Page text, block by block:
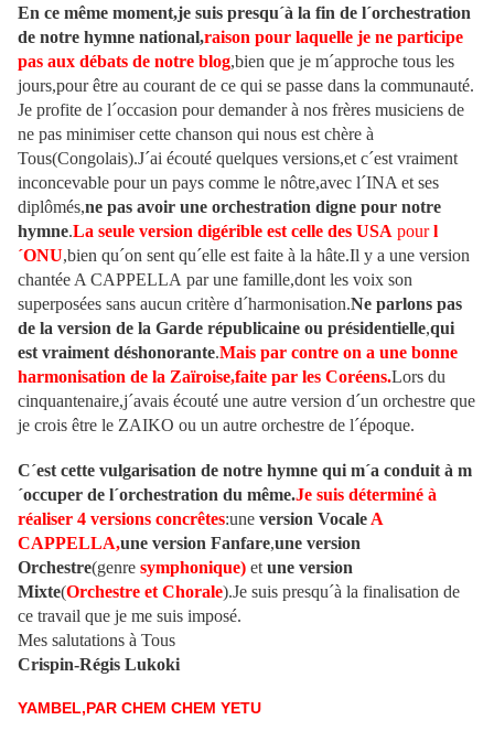
En ce même moment,je suis presqu´à la fin de l´orchestration
de notre hymne national,raison pour laquelle je ne participe
pas aux débats de notre blog,bien que je m´approche tous les
jours,pour être au courant de ce qui se passe dans la communauté.
Je profite de l´occasion pour demander à nos frères musiciens de
ne pas minimiser cette chanson qui nous est chère à
Tous(Congolais).J´ai écouté quelques versions,et c´est vraiment
inconcevable pour un pays comme le nôtre,avec l´INA et ses
diplômés,ne pas avoir une orchestration digne pour notre
hymne.La seule version digérible est celle des USA pourl
´ONU,bien qu´on sent qu´elle est faite à la hâte.Il y a une version
chantée A CAPPELLA par une famille,dont les voix son
superposées sans aucun critère d´harmonisation.Ne parlons pas
de la version de la Garde républicaine ou présidentielle,qui
est vraiment déshonorante.Mais par contre on a une bonne
harmonisation de la Zaïroise,faite par les Coréens.Lors du
cinquantenaire,j´avais écouté une autre version d´un orchestre que
je crois être le ZAIKO ou un autre orchestre de l´époque.
C´est cette vulgarisation de notre hymne qui m´a conduit à m
´occuper de l´orchestration du même.Je suis déterminé à
réaliser 4 versions concrêtes:une version Vocale A
CAPPELLA,une version Fanfare,une version
Orchestre(genre symphonique) et une version
Mixte(Orchestre et Chorale).Je suis presqu´à la finalisation de
ce travail que je me suis imposé.
Mes salutations à Tous
Crispin-Régis Lukoki
YAMBEL,PAR CHEM CHEM YETU